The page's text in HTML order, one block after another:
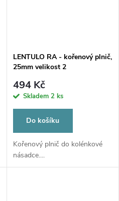
LENTULO RA - kořenový plnič,
25mm velikost 2
494 Kč
Skladem 2 ks
Do košíku
Kořenový plnič do kolénkové
násadce....